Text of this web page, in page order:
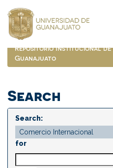
navigation
Repositorio Institucional de
Guanajuato
Search
Search:
for